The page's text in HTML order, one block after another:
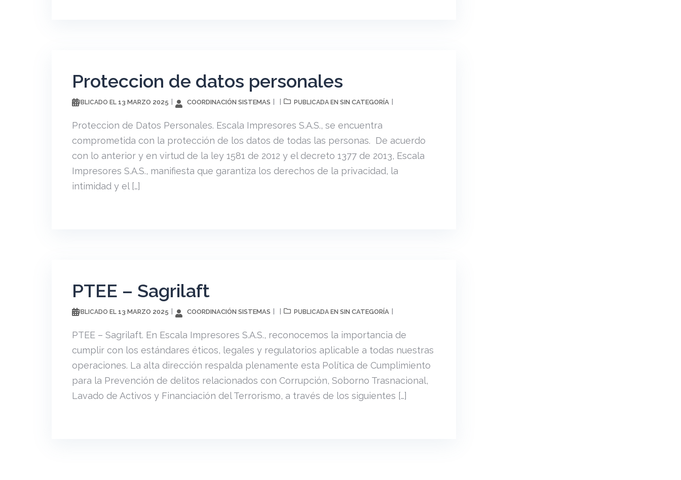
Proteccion de datos personales
PUBLICADO EL 13 MARZO 2025 COORDINACIÓN SISTEMAS PUBLICADA EN SIN CATEGORÍA
Proteccion de Datos Personales. Escala Impresores S.A.S., se encuentra
comprometida con la protección de los datos de todas las personas. De acuerdo
con lo anterior y en virtud de la ley 1581 de 2012 y el decreto 1377 de 2013, Escala
Impresores S.A.S., manifiesta que garantiza los derechos de la privacidad, la
intimidad y el […]
PTEE – Sagrilaft
PUBLICADO EL 13 MARZO 2025 COORDINACIÓN SISTEMAS PUBLICADA EN SIN CATEGORÍA
PTEE – Sagrilaft. En Escala Impresores S.A.S., reconocemos la importancia de
cumplir con los estándares éticos, legales y regulatorios aplicable a todas nuestras
operaciones. La alta dirección respalda plenamente esta Política de Cumplimiento
para la Prevención de delitos relacionados con Corrupción, Soborno Trasnacional,
Lavado de Activos y Financiación del Terrorismo, a través de los siguientes […]